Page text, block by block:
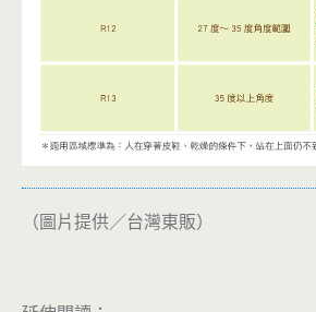
（圖片提供／台灣東販）